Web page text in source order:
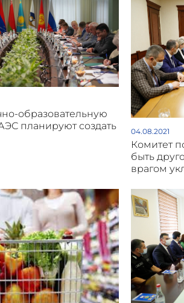
образовательную
планируют создать
04.08.2021
Комитет
быть
врагом